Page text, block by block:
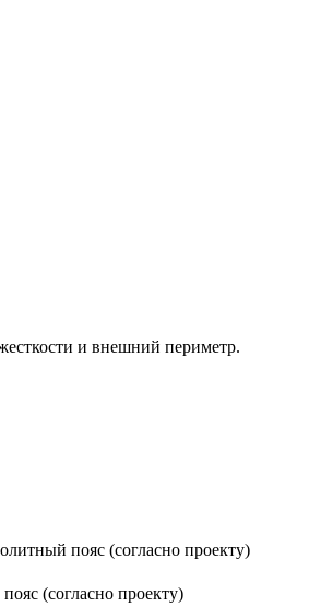
и внешний периметр.
пояс (согласно проекту)
(согласно проекту)